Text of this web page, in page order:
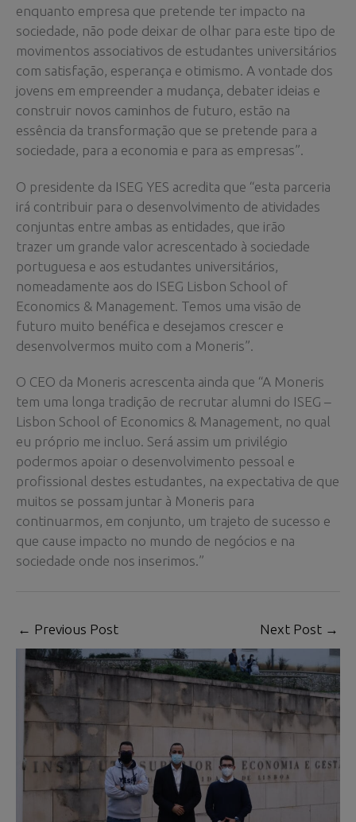
enquanto empresa que pretende ter impacto na
sociedade, não pode deixar de olhar para este tipo de
movimentos associativos de estudantes universitários
com satisfação, esperança e otimismo. A vontade dos
jovens em empreender a mudança, debater ideias e
construir novos caminhos de futuro, estão na
essência da transformação que se pretende para a
sociedade, para a economia e para as empresas”.
O presidente da ISEG YES acredita que “esta parceria
irá contribuir para o desenvolvimento de atividades
conjuntas entre ambas as entidades, que irão
trazer um grande valor acrescentado à sociedade
portuguesa e aos estudantes universitários,
nomeadamente aos do ISEG Lisbon School of
Economics & Management. Temos uma visão de
futuro muito benéfica e desejamos crescer e
desenvolvermos muito com a Moneris”.
O CEO da Moneris acrescenta ainda que “A Moneris
tem uma longa tradição de recrutar alumni do ISEG –
Lisbon School of Economics & Management, no qual
eu próprio me incluo. Será assim um privilégio
podermos apoiar o desenvolvimento pessoal e
profissional destes estudantes, na expectativa de que
muitos se possam juntar à Moneris para
continuarmos, em conjunto, um trajeto de sucesso e
que cause impacto no mundo de negócios e na
sociedade onde nos inserimos.”
← Previous Post Next Post →